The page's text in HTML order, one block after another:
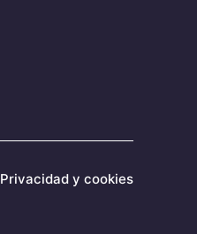
Privacidad y cookies